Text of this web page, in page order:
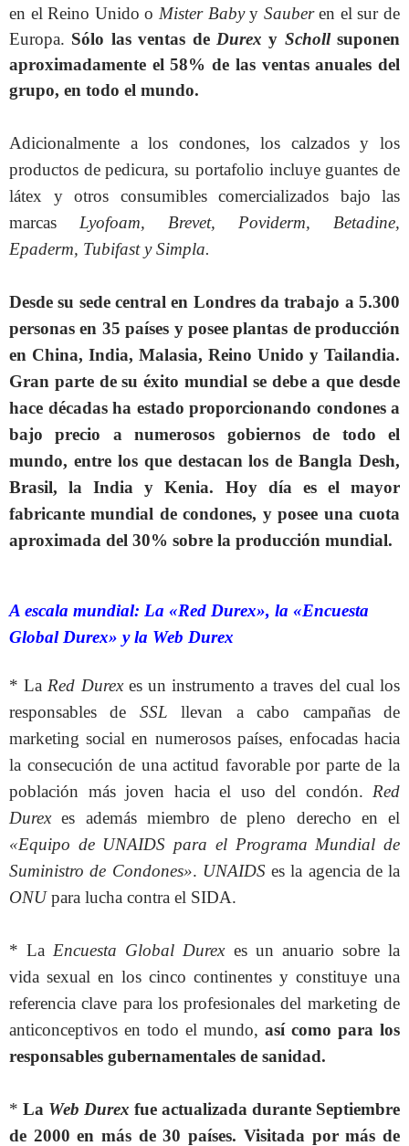
en el Reino Unido o Mister Babyy Sauberen el sur de
Europa. Sólo las ventas de Durex y Schollsuponen
aproximadamente el 58% de las ventas anuales del
grupo, en todo el mundo.
Adicionalmente a los condones, los calzados y los
productos de pedicura, su portafolio incluye guantes de
látex y otros consumibles comercializados bajo las
marcas Lyofoam, Brevet, Poviderm, Betadine,
Epaderm, Tubifast y Simpla.
Desde su sede central en Londres da trabajo a 5.300
personas en 35 países y posee plantas de producción
en China, India, Malasia, Reino Unido y Tailandia.
Gran parte de su éxito mundial se debe a que desde
hace décadas ha estado proporcionando condones a
bajo precio a numerosos gobiernos de todo el
mundo, entre los que destacan los de Bangla Desh,
Brasil, la India y Kenia. Hoy día es el mayor
fabricante mundial de condones, y posee una cuota
aproximada del 30% sobre la producción mundial.
A escala mundial: La «Red Durex», la «Encuesta
Global Durex» y la Web Durex
* La Red Durexes un instrumento a traves del cual los
responsables de SSL llevan a cabo campañas de
marketing social en numerosos países, enfocadas hacia
la consecución de una actitud favorable por parte de la
población más joven hacia el uso del condón. Red
Durexes además miembro de pleno derecho en el
«Equipo de UNAIDS para el Programa Mundial de
Suministro de Condones». UNAIDS es la agencia de la
ONUpara lucha contra el SIDA.
* La Encuesta Global Durexes un anuario sobre la
vida sexual en los cinco continentes y constituye una
referencia clave para los profesionales del marketing de
anticonceptivos en todo el mundo, así como para los
responsables gubernamentales de sanidad.
* La Web Durex fue actualizada durante Septiembre
de 2000 en más de 30 países. Visitada por más de